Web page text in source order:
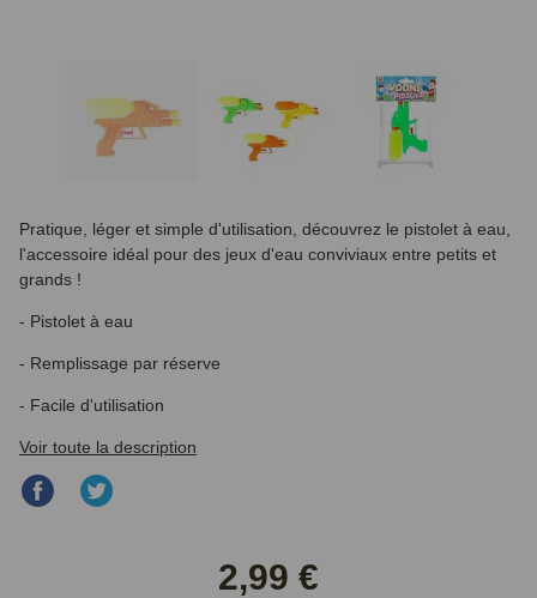
Pratique, léger et simple d'utilisation, découvrez le pistolet à eau,
l'accessoire idéal pour des jeux d'eau conviviaux entre petits et
grands !
- Pistolet à eau
- Remplissage par réserve
- Facile d'utilisation
Voir toute la description
Partager
2,99 €